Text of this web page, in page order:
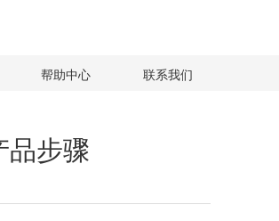
帮助中心 联系我们
品步骤